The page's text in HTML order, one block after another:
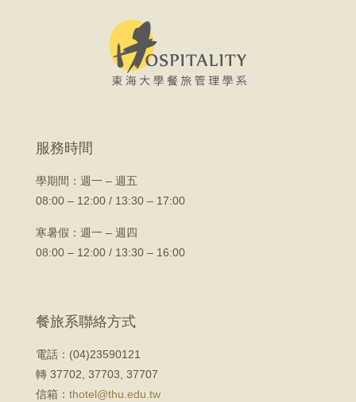
服務時間
學期間： 週一 – 週五
08:00 – 12:00 / 13:30 – 17:00
寒暑假：週一 – 週四
08:00 – 12:00 / 13:30 – 16:00
餐旅系聯絡方式
電話：(04)23590121
轉 37702, 37703, 37707
信箱： thotel@thu.edu.tw